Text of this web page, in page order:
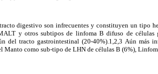
digestivo son infrecuentes y constituyen un tipo
y otros subtipos de linfoma B difuso de células
del tracto gastrointestinal (20-40%).1,2,3 Aún más
Manto como sub-tipo de LHN de células B (6%),